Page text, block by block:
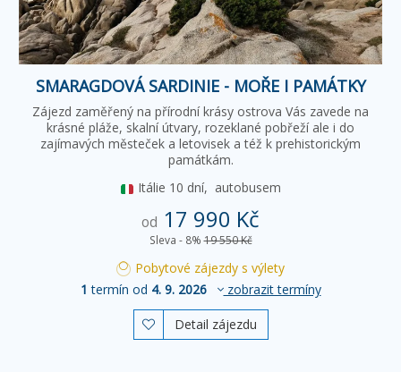
SMARAGDOVÁ SARDINIE - MOŘE I PAMÁTKY
Zájezd zaměřený na přírodní krásy ostrova Vás zavede na
krásné pláže, skalní útvary, rozeklané pobřeží ale i do
zajímavých městeček a letovisek a též k prehistorickým
památkám.
Itálie 10 dní, autobusem
od 17 990 Kč
Sleva - 8% 19 550 Kč
Pobytové zájezdy s výlety
1 termín od 4. 9. 2026 zobrazit termíny
 Detail zájezdu